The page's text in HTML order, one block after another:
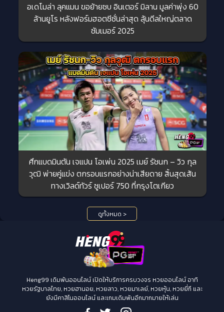
อเดโมล่า ลุคแมน ขอย้ายซบ อินเตอร์ มิลาน มูลค่าพุ่ง 60
ล้านยูโร หลังฟอร์มฮอตซีซั่นล่าสุด ลุ้นดีลใหญ่ตลาด
ซัมเมอร์ 2025
ศึกแบดมินตัน เจแปน โอเพ่น 2025 เมย์ รัชนก – วิว กุล
วุฒิ พ่ายคู่แข่ง ตกรอบแรกอย่างน่าเสียดาย สิ้นสุดเส้น
ทางเวิลด์ทัวร์ ซูเปอร์ 750 ที่กรุงโตเกียว
ดูทั้งหมด >
Heng99 เดิมพันออนไลน์ เปิดให้บริการครบวงจร หวยออนไลน์ อาทิ
หวยรัฐบาลไทย, หวยฮานอย, หวยลาว, หวยมาเลย์, หวยหุ้น, หวยยี่กี และ
ยังมีคาสิโนออนไลน์ และเกมเดิมพันอีกมากมายให้เล่น